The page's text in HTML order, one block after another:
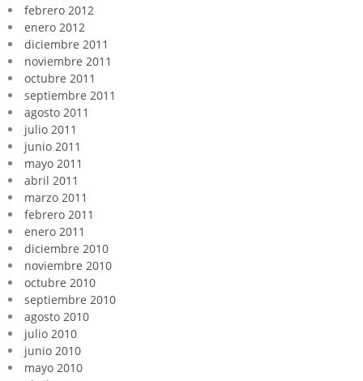
febrero 2012
enero 2012
diciembre 2011
noviembre 2011
octubre 2011
septiembre 2011
agosto 2011
julio 2011
junio 2011
mayo 2011
abril 2011
marzo 2011
febrero 2011
enero 2011
diciembre 2010
noviembre 2010
octubre 2010
septiembre 2010
agosto 2010
julio 2010
junio 2010
mayo 2010